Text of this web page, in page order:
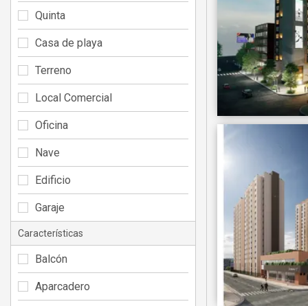
Quinta
Casa de playa
Terreno
Local Comercial
Oficina
Nave
Edificio
Garaje
Características
Balcón
Aparcadero